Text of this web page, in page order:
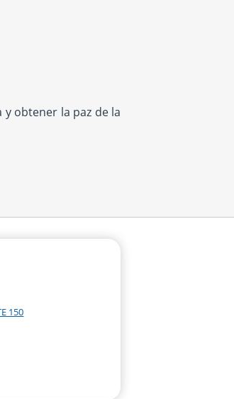
obtener la paz de la
150